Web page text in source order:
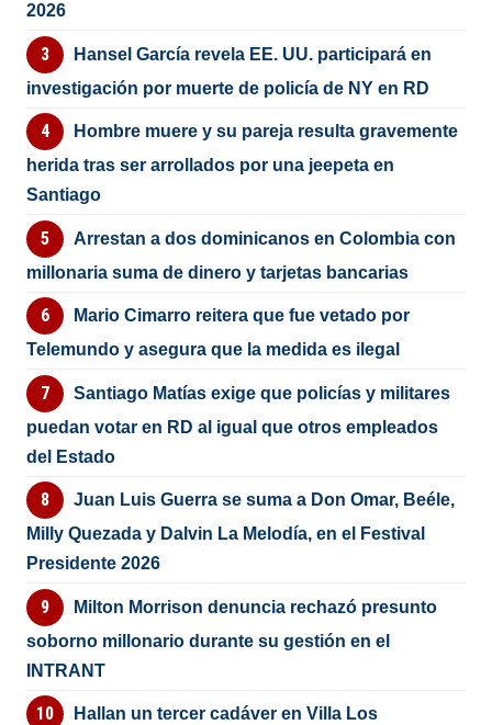
2026
Hansel García revela EE. UU. participará en
investigación por muerte de policía de NY en RD
Hombre muere y su pareja resulta gravemente
herida tras ser arrollados por una jeepeta en
Santiago
Arrestan a dos dominicanos en Colombia con
millonaria suma de dinero y tarjetas bancarias
Mario Cimarro reitera que fue vetado por
Telemundo y asegura que la medida es ilegal
Santiago Matías exige que policías y militares
puedan votar en RD al igual que otros empleados
del Estado
Juan Luis Guerra se suma a Don Omar, Beéle,
Milly Quezada y Dalvin La Melodía, en el Festival
Presidente 2026
Milton Morrison denuncia rechazó presunto
soborno millonario durante su gestión en el
INTRANT
Hallan un tercer cadáver en Villa Los